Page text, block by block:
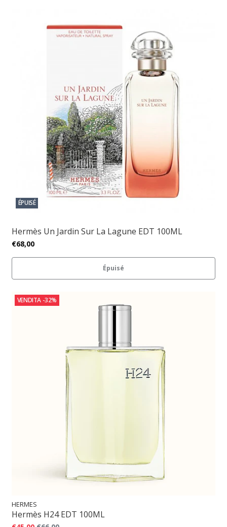
ÉPUISÉ
Hermès Un Jardin Sur La Lagune EDT 100ML
€68,00
Épuisé
VENDITA -32%
HERMES
Hermès H24 EDT 100ML